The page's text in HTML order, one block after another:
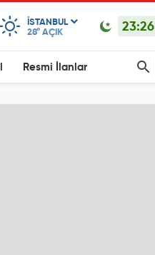
ISTANBUL
28° AÇIK 23:26
Resmi İlanlar